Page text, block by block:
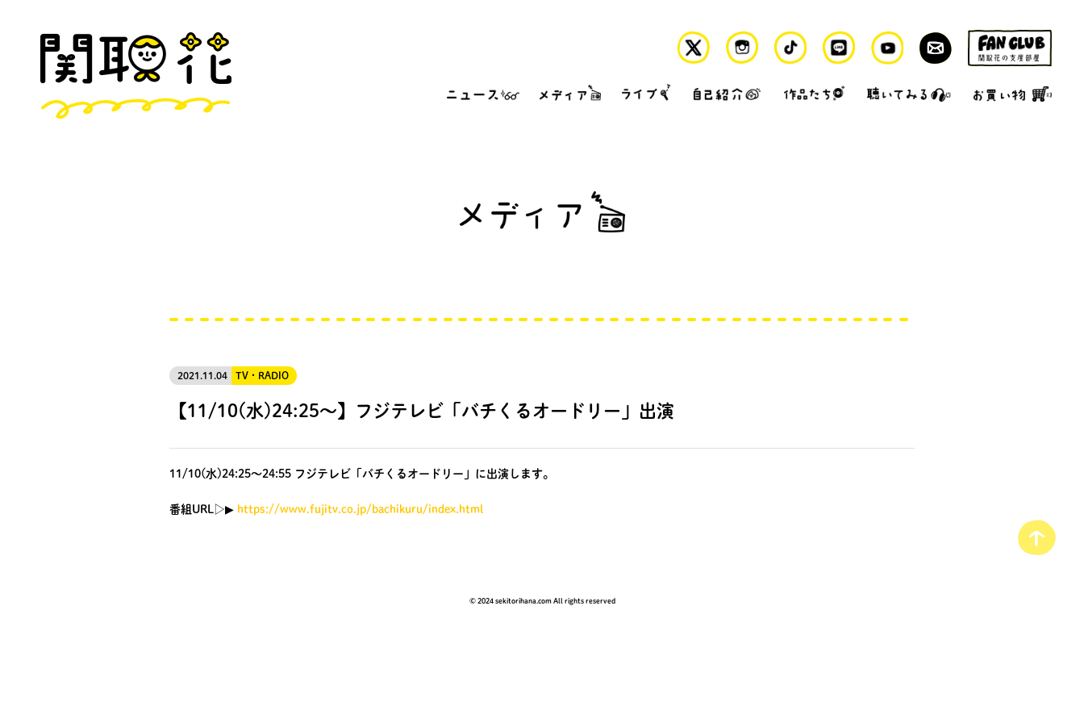
2021.11.04 TV・RADIO
【11/10(水)24:25〜】フジテレビ「バチくるオードリー」出演
11/10(水)24:25～24:55 フジテレビ「バチくるオードリー」に出演します。
番組URL▷▶︎ https://www.fujitv.co.jp/bachikuru/index.html
© 2024 sekitorihana.com All rights reserved